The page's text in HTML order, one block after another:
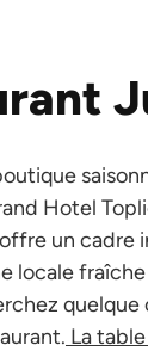
Hotel
un cadre
locale
La